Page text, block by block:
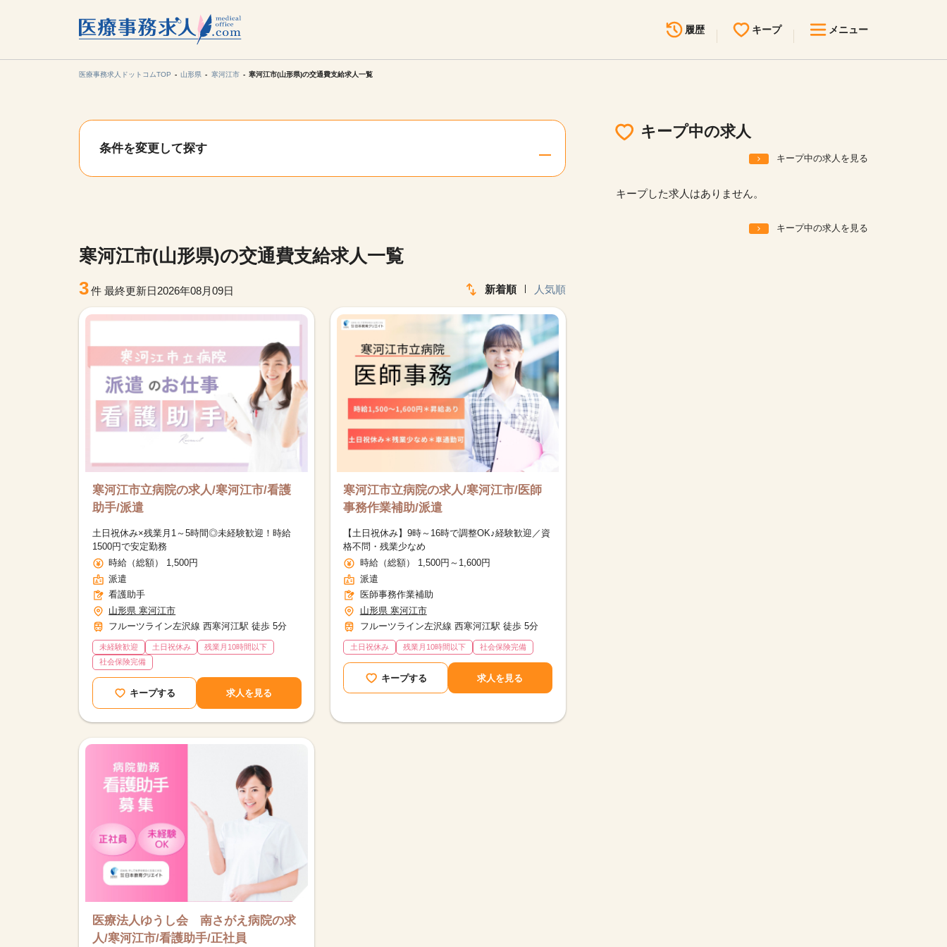
履歴 キープ メニュー
見学会・イベント情報
医療事務求人ドットコムTOP 山形県 寒河江市 寒河江市(山形県)の交通費支給求人一覧
条件を変更して探す
寒河江市(山形県)の交通費支給求人一覧
3件 最終更新日2026年08月09日 新着順 人気順
寒河江市立病院の求人/寒河江市/看護
助手/派遣
土日祝休み×残業月1～5時間◎未経験歓迎！時給
1500円で安定勤務
時給（総額） 1,500円
派遣
看護助手
山形県 寒河江市
フルーツライン左沢線 西寒河江駅 徒歩 5分
未経験歓迎 土日祝休み
残業月10時間以下
社会保険完備
キープする 求人を見る
寒河江市立病院の求人/寒河江市/医師
事務作業補助/派遣
【土日祝休み】9時～16時で調整OK♪経験歓迎／資
格不問・残業少なめ
時給（総額） 1,500円～1,600円
派遣
医師事務作業補助
山形県 寒河江市
フルーツライン左沢線 西寒河江駅 徒歩 5分
土日祝休み 残業月10時間以下 社会保険完備
キープする 求人を見る
医療法人ゆうし会 南さがえ病院の求
人/寒河江市/看護助手/正社員
キープ中の求人
キープ中の求人を見る
キープした求人はありません。
キープ中の求人を見る